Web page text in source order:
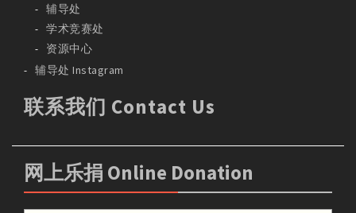
辅导处
学术竞赛处
资源中心
辅导处 Instagram
联系我们 Contact Us
网上乐捐 Online Donation